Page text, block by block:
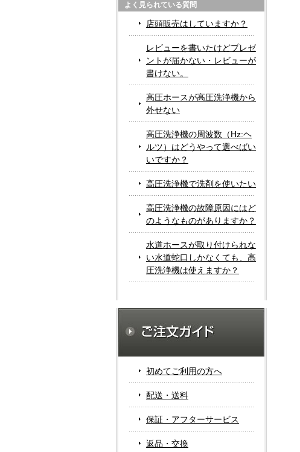
よく見られている質問
店頭販売はしていますか？
レビューを書いたけどプレゼ
ントが届かない・レビューが
書けない。
高圧ホースが高圧洗浄機から
外せない
高圧洗浄機の周波数（Hz:ヘ
ルツ）はどうやって選べばい
いですか？
高圧洗浄機で洗剤を使いたい
高圧洗浄機の故障原因にはど
のようなものがありますか？
水道ホースが取り付けられな
い水道蛇口しかなくても、高
圧洗浄機は使えますか？
初めてご利用の方へ
配送・送料
保証・アフターサービス
返品・交換